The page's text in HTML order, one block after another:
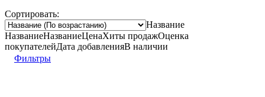
Сортировать:
Название
НазваниеНазваниеЦенаХиты продажОценка
покупателейДата добавленияВ наличии
Фильтры